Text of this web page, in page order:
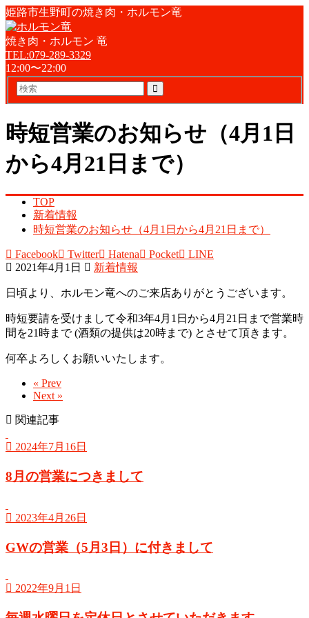
姫路市生野町の焼き肉・ホルモン竜
焼き肉・ホルモン 竜
TEL:079-289-3329
12:00〜22:00
検
索
時短営業のお知らせ（4月1日
から4月21日まで）
TOP
新着情報
時短営業のお知らせ（4月1日から4月21日まで）
Facebook Twitter Hatena Pocket
LINE
2021年4月1日
新着情報
日頃より、ホルモン竜へのご来店ありがとうございます。
時短要請を受けまして令和3年4月1日から4月21日まで営業時
間を21時まで (酒類の提供は20時まで) とさせて頂きます。
何卒よろしくお願いいたします。
« Prev
Next »
関連記事
2024年7月16日
8月の営業につきまして
2023年4月26日
GWの営業（5月3日）に付きまして
2022年9月1日